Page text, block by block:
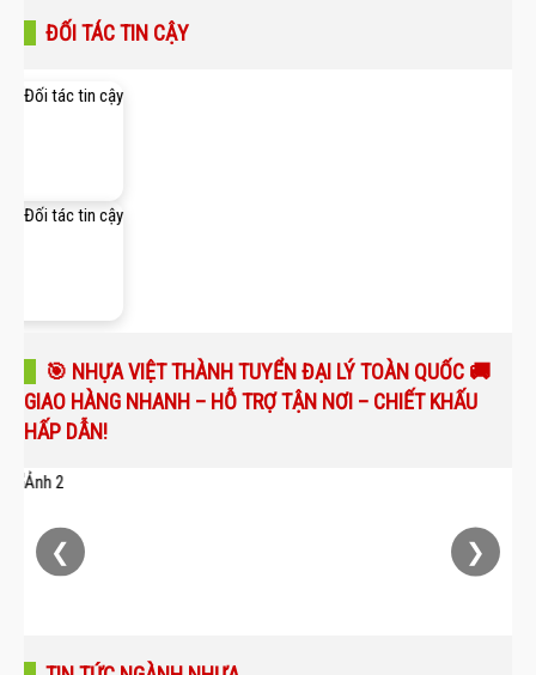
ĐỐI TÁC TIN CẬY
🎯 NHỰA VIỆT THÀNH TUYỂN ĐẠI LÝ TOÀN QUỐC 🚚
GIAO HÀNG NHANH – HỖ TRỢ TẬN NƠI – CHIẾT KHẤU
HẤP DẪN!
❮ ❯